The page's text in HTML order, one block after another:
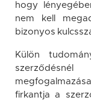
hogy
nem kell
bizonyos
Külön
firkantja a